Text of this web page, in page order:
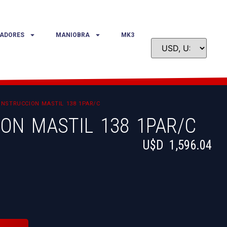
MANIOBRA MK3
MASTIL 138 1PAR/C
MASTIL 138 1PAR/C
U$D 1,596.04